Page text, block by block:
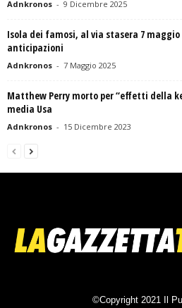
Adnkronos - 9 Dicembre 2025
Isola dei famosi, al via stasera 7
anticipazioni
Adnkronos - 7 Maggio 2025
Matthew Perry morto per “effetti della
media Usa
Adnkronos - 15 Dicembre 2023
©Copyright 2021 Il